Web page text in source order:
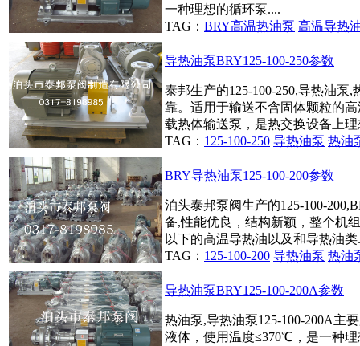
一种理想的循环泵....
TAG： BRY高温热油泵 高温导热
导热油泵BRY125-100-250参数
泰邦生产的125-100-250,导热油泵
靠。适用于输送不含固体颗粒的
载热体输送泵，是热交换设备上
TAG： 125-100-250 导热油泵 热油
BRY导热油泵125-100-200参数
泊头泰邦泵阀生产的125-100-
备,性能优良，结构新颖，整个机
以下的高温导热油以及和导热油类
TAG： 125-100-200 导热油泵 热油
导热油泵BRY125-100-200A参数
热油泵,导热油泵125-100-200A主
液体，使用温度≤370℃，是一种